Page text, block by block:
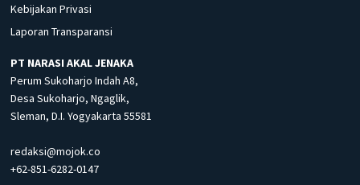
Kebijakan Privasi
Laporan Transparansi
PT NARASI AKAL JENAKA
Perum Sukoharjo Indah A8,
Desa Sukoharjo, Ngaglik,
Sleman, D.I. Yogyakarta 55581
redaksi@mojok.co
+62-851-6282-0147